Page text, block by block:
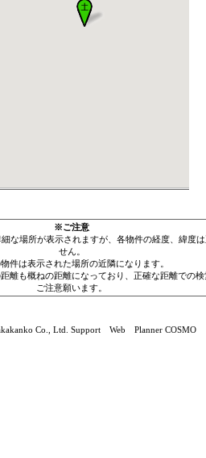
※ご注意
な場所が表示されますが、各物件の経度、緯度
せん。
件は表示された場所の近隣になります。
離も概ねの距離になっており、正確な距離での
ご注意願います。
Co., Ltd. Support Web Planner COSMO